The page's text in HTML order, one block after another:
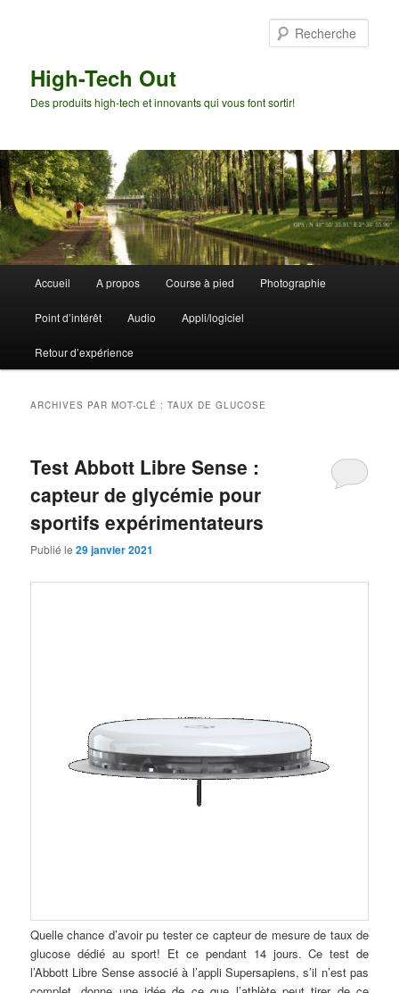
High-Tech Out
Des produits high-tech et innovants qui vous font sortir!
principal
Accueil A propos Course à pied Photographie
Point d’intérêt Audio Appli/logiciel
Retour d’expérience
ARCHIVES PAR MOT-CLÉ :TAUX DE GLUCOSE
Test Abbott Libre Sense :
capteur de glycémie pour
sportifs expérimentateurs
Publié le29 janvier 2021
Quelle chance d’avoir pu tester ce capteur de mesure de taux de
glucose dédié au sport! Et ce pendant 14 jours. Ce test de
l’Abbott Libre Sense associé à l’appli Supersapiens, s’il n’est pas